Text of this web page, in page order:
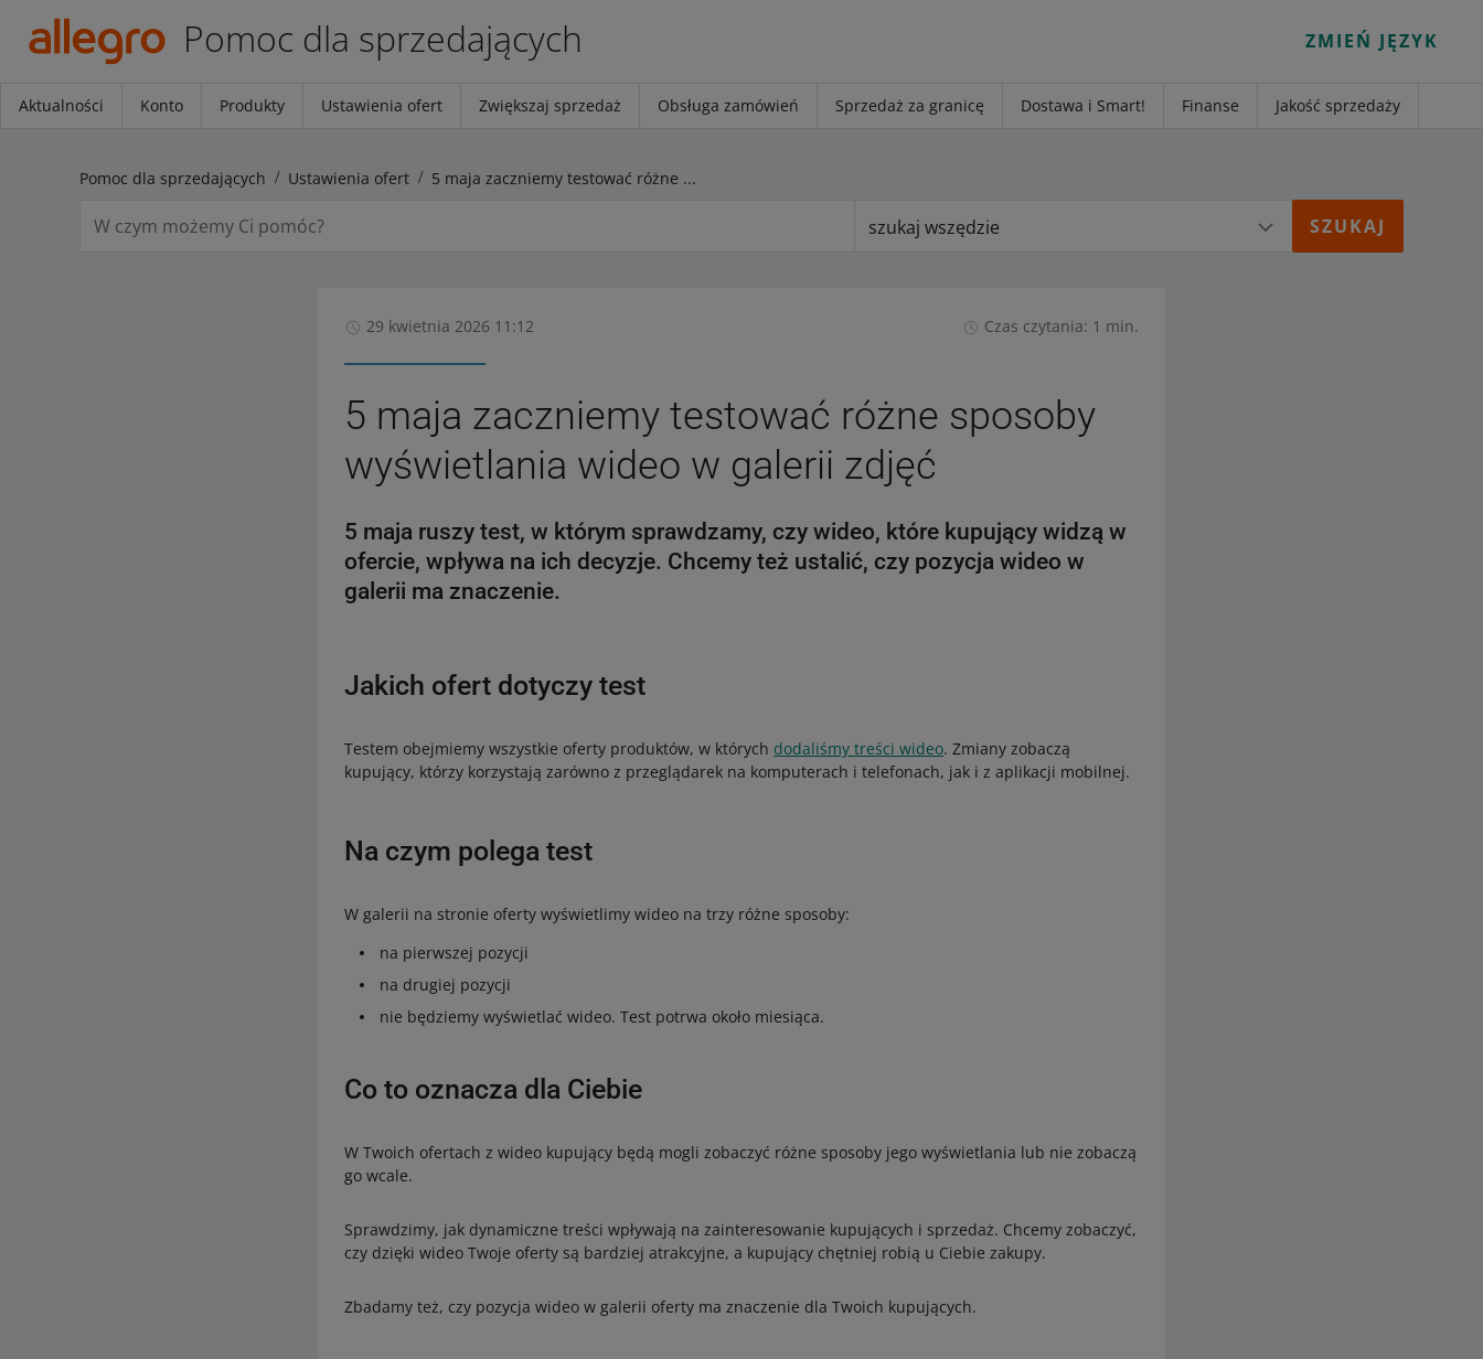
Pomoc dla sprzedających ZMIEŃ JĘZYK
Aktualności Konto Produkty Ustawienia ofert Zwiększaj sprzedaż Obsługa zamówień Sprzedaż za granicę Dostawa i Smart! Finanse Jakość sprzedaży
Pomoc dla sprzedających Ustawienia ofert 5 maja zaczniemy testować różne sposoby wyświetlania wideo w galerii zdjęć
szukaj wszędzie
29 kwietnia 2026 11:12 Czas czytania: 1 min.
5 maja zaczniemy testować różne sposoby
wyświetlania wideo w galerii zdjęć
5 maja ruszy test, w którym sprawdzamy, czy wideo, które kupujący widzą w
ofercie, wpływa na ich decyzje. Chcemy też ustalić, czy pozycja wideo w
galerii ma znaczenie.
Jakich ofert dotyczy test
Testem obejmiemy wszystkie oferty produktów, w których dodaliśmy treści wideo. Zmiany zobaczą
kupujący, którzy korzystają zarówno z przeglądarek na komputerach i telefonach, jak i z aplikacji mobilnej.
Na czym polega test
W galerii na stronie oferty wyświetlimy wideo na trzy różne sposoby:
na pierwszej pozycji
na drugiej pozycji
nie będziemy wyświetlać wideo. Test potrwa około miesiąca.
Co to oznacza dla Ciebie
W Twoich ofertach z wideo kupujący będą mogli zobaczyć różne sposoby jego wyświetlania lub nie zobaczą
go wcale.
Sprawdzimy, jak dynamiczne treści wpływają na zainteresowanie kupujących i sprzedaż. Chcemy zobaczyć,
czy dzięki wideo Twoje oferty są bardziej atrakcyjne, a kupujący chętniej robią u Ciebie zakupy.
Zbadamy też, czy pozycja wideo w galerii oferty ma znaczenie dla Twoich kupujących.